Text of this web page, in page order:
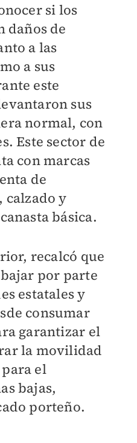
si los
daños de
a las
a sus
este
sus
normal, con
Este sector de
con marcas
de
calzado y
básica.
recalcó que
por parte
estatales y
consumar
garantizar el
la movilidad
el
bajas,
porteño.